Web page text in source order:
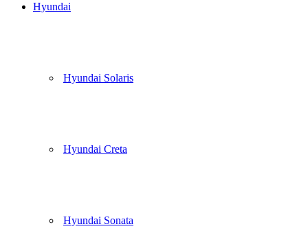
Hyundai
Hyundai Solaris
Hyundai Creta
Hyundai Sonata